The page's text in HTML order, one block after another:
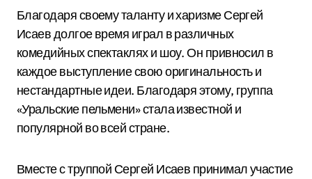
Благодаря своему таланту и харизме Сергей
Исаев долгое время играл в различных
комедийных спектаклях и шоу. Он привносил в
каждое выступление свою оригинальность и
нестандартные идеи. Благодаря этому, группа
«Уральские пельмени» стала известной и
популярной во всей стране.
Вместе с труппой Сергей Исаев принимал участие